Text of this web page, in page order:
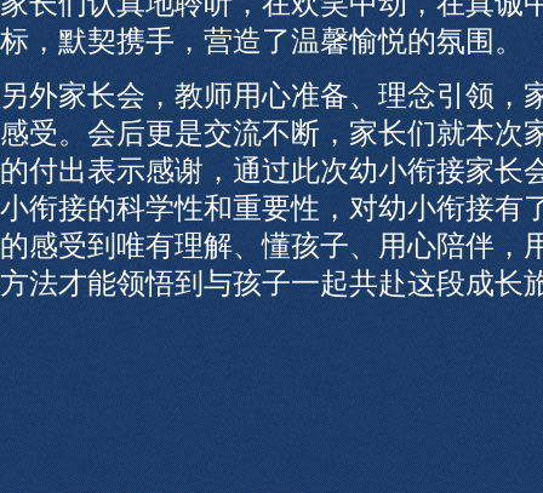
标，默契携手，营造了温馨愉悦的氛围。
另外家长会，教师用心准备、理念引领，
感受。会后更是交流不断，家长们就本次
的付出表示感谢，通过此次幼小衔接家长
小衔接的科学性和重要性，对幼小衔接有
的感受到唯有理解、懂孩子、用心陪伴，
方法才能领悟到与孩子一起共赴这段成长